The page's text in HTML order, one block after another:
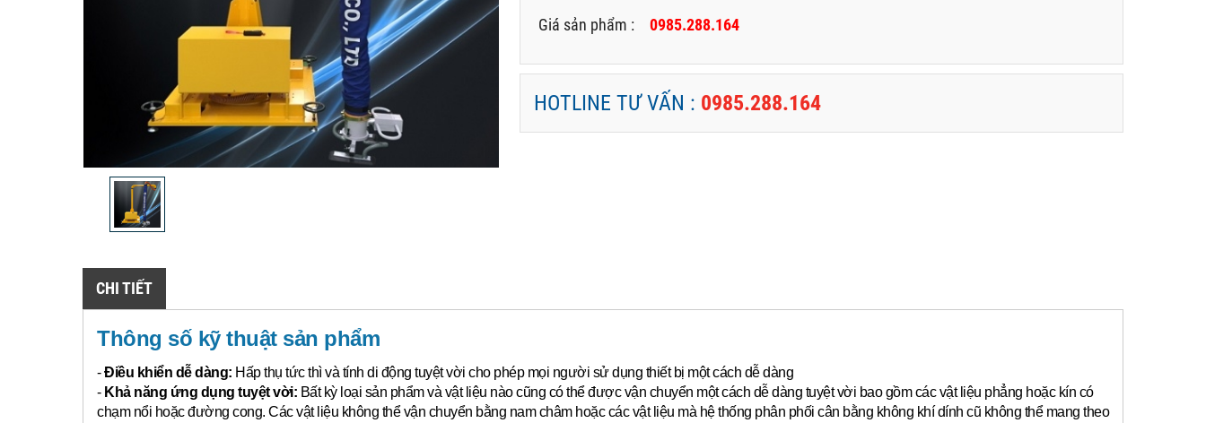
Giá sản phẩm : 0985.288.164
HOTLINE TƯ VẤN : 0985.288.164
CHI TIẾT
Thông số kỹ thuật sản phẩm
-Điều khiển dễ dàng: Hấp thụ tức thì và tính di động tuyệt vời cho phép mọi người sử dụng thiết bị một cách dễ dàng
- Khả năng ứng dụng tuyệt vời: Bất kỳ loại sản phẩm và vật liệu nào cũng có thể được vận chuyển một cách dễ dàng tuyệt vời bao gồm các vật liệu phẳng hoặc kín có
chạm nổi hoặc đường cong. Các vật liệu không thể vận chuyển bằng nam châm hoặc các vật liệu mà hệ thống phân phối cân bằng không khí dính cũ không thể mang theo